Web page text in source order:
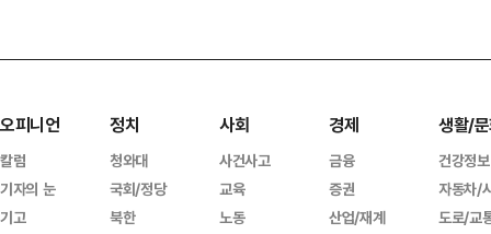
오피니언
칼럼
기자의 눈
기고
정치
청와대
국회/정당
북한
사회
사건사고
교육
노동
경제
금융
증권
산업/재계
생활/
건강정보
자동차/
도로/교